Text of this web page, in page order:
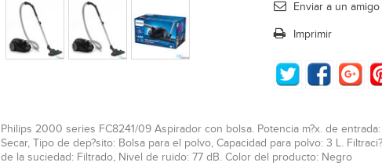
Enviar a un amigo
Imprimir
Philips 2000 series FC8241/09 Aspirador con bolsa. Potencia m?x. de
Secar, Tipo de dep?sito: Bolsa para el polvo, Capacidad para polvo: 3 L.
de la suciedad: Filtrado, Nivel de ruido: 77 dB. Color del producto: Negro